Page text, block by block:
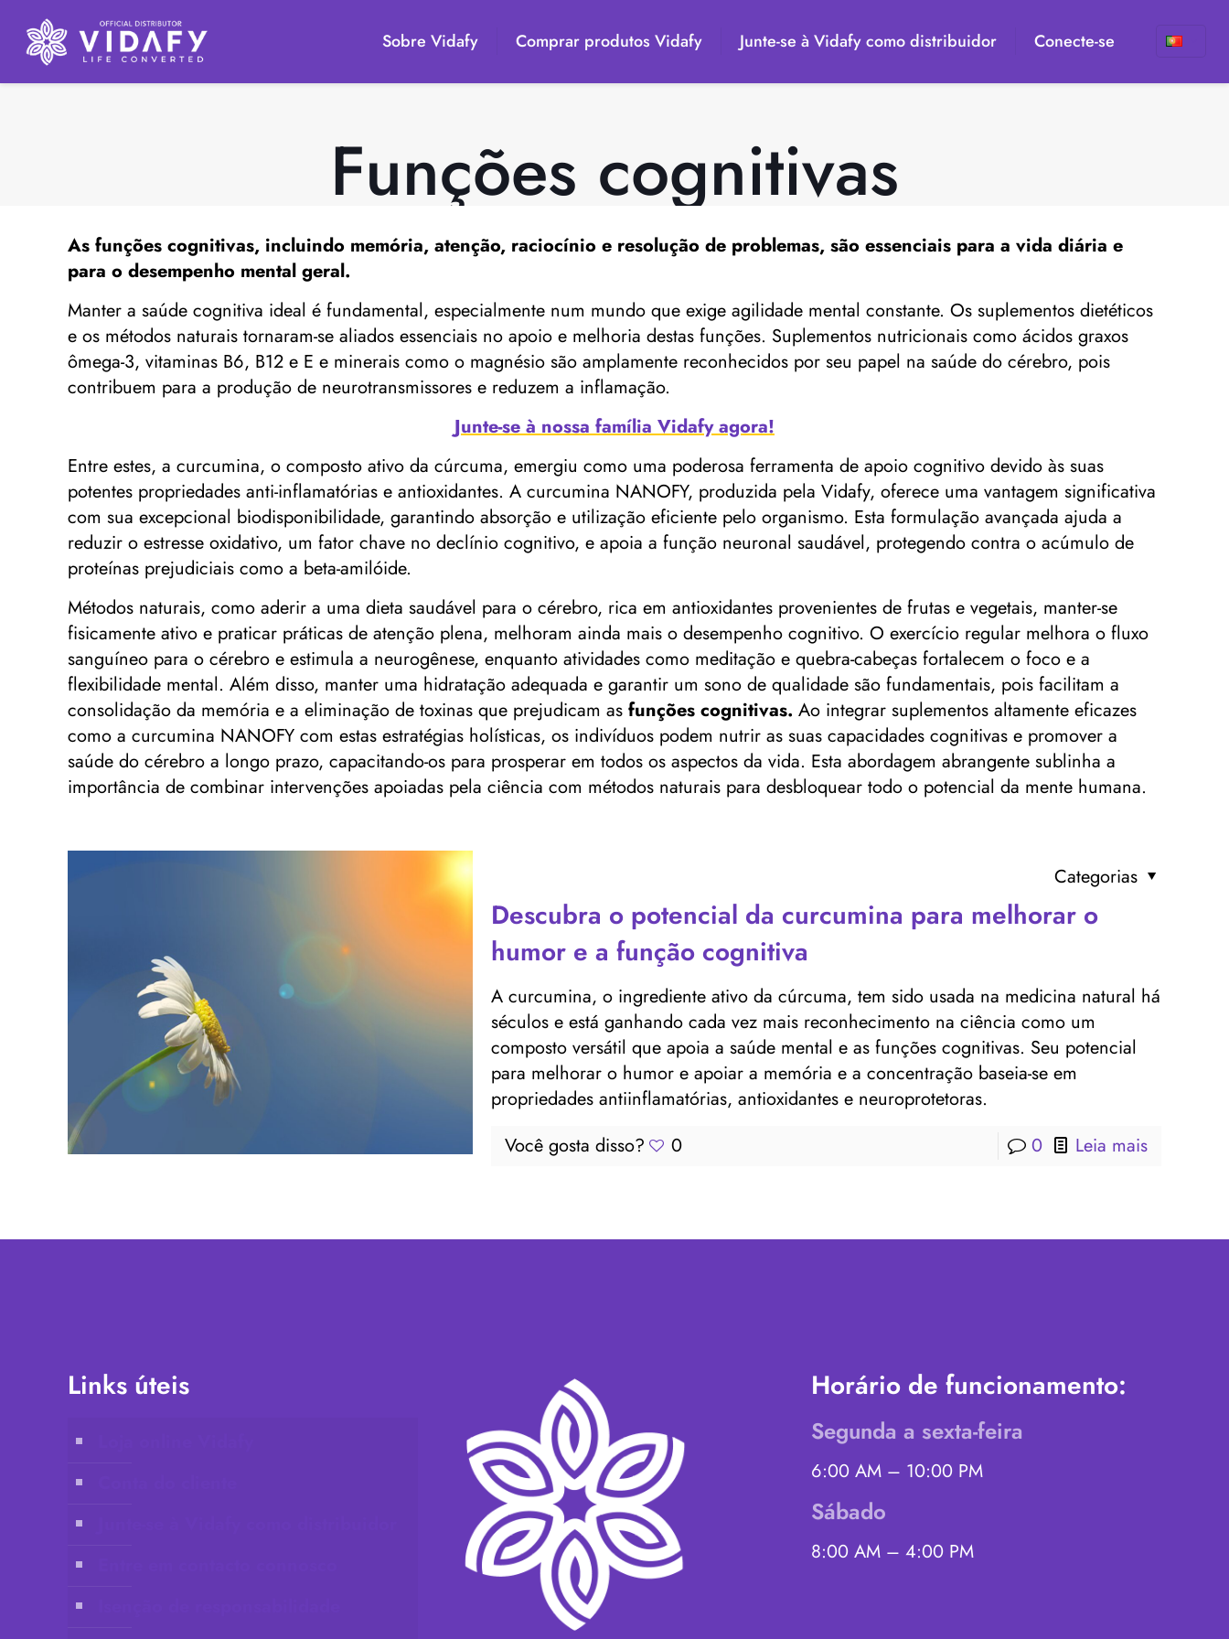
Sobre Vidafy Comprar produtos Vidafy Junte-se à Vidafy como distribuidor Conecte-se
Funções cognitivas
Asfunções cognitivas, incluindo memória, atenção, raciocínio e resolução de problemas, são essenciais para a vida diária e
para o desempenho mental geral.
Manter a saúde cognitiva ideal é fundamental, especialmente num mundo que exige agilidade mental constante. Os suplementos dietéticos
e os métodos naturais tornaram-se aliados essenciais no apoio e melhoria destas funções. Suplementos nutricionais como ácidos graxos
ômega-3, vitaminas B6, B12 e E e minerais como o magnésio são amplamente reconhecidos por seu papel na saúde do cérebro, pois
contribuem para a produção de neurotransmissores e reduzem a inflamação.
Junte-se à nossa família Vidafy agora!
Entre estes, a curcumina, o composto ativo da cúrcuma, emergiu como uma poderosa ferramenta de apoio cognitivo devido às suas
potentes propriedades anti-inflamatórias e antioxidantes. A curcumina NANOFY, produzida pela Vidafy, oferece uma vantagem significativa
com sua excepcional biodisponibilidade, garantindo absorção e utilização eficiente pelo organismo. Esta formulação avançada ajuda a
reduzir o estresse oxidativo, um fator chave no declínio cognitivo, e apoia a função neuronal saudável, protegendo contra o acúmulo de
proteínas prejudiciais como a beta-amilóide.
Métodos naturais, como aderir a uma dieta saudável para o cérebro, rica em antioxidantes provenientes de frutas e vegetais, manter-se
fisicamente ativo e praticar práticas de atenção plena, melhoram ainda mais o desempenho cognitivo. O exercício regular melhora o fluxo
sanguíneo para o cérebro e estimula a neurogênese, enquanto atividades como meditação e quebra-cabeças fortalecem o foco e a
flexibilidade mental. Além disso, manter uma hidratação adequada e garantir um sono de qualidade são fundamentais, pois facilitam a
consolidação da memória e a eliminação de toxinas que prejudicam asfunções cognitivas. Ao integrar suplementos altamente eficazes
como a curcumina NANOFY com estas estratégias holísticas, os indivíduos podem nutrir as suas capacidades cognitivas e promover a
saúde do cérebro a longo prazo, capacitando-os para prosperar em todos os aspectos da vida. Esta abordagem abrangente sublinha a
importância de combinar intervenções apoiadas pela ciência com métodos naturais para desbloquear todo o potencial da mente humana.
Categorias
Descubra o potencial da curcumina para melhorar o
humor e a função cognitiva
A curcumina, o ingrediente ativo da cúrcuma, tem sido usada na medicina natural há
séculos e está ganhando cada vez mais reconhecimento na ciência como um
composto versátil que apoia a saúde mental e as funções cognitivas. Seu potencial
para melhorar o humor e apoiar a memória e a concentração baseia-se em
propriedades antiinflamatórias, antioxidantes e neuroprotetoras.
Você gosta disso?
0 0 Leia mais
Links úteis Horário de funcionamento:
Segunda a sexta-feira
6:00 AM – 10:00 PM
Sábado
8:00 AM – 4:00 PM